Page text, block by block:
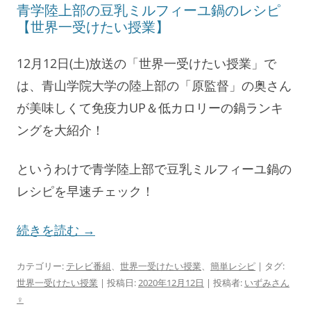
青学陸上部の豆乳ミルフィーユ鍋のレシピ
【世界一受けたい授業】
12月12日(土)放送の「世界一受けたい授業」で
は、青山学院大学の陸上部の「原監督」の奥さん
が美味しくて免疫力UP＆低カロリーの鍋ランキ
ングを大紹介！
というわけで青学陸上部で豆乳ミルフィーユ鍋の
レシピを早速チェック！
続きを読む →
カテゴリー: テレビ番組、 世界一受けたい授業、 簡単レシピ | タグ:
世界一受けたい授業 | 投稿日:2020年12月12日 | 投稿者: いずみさん
♀